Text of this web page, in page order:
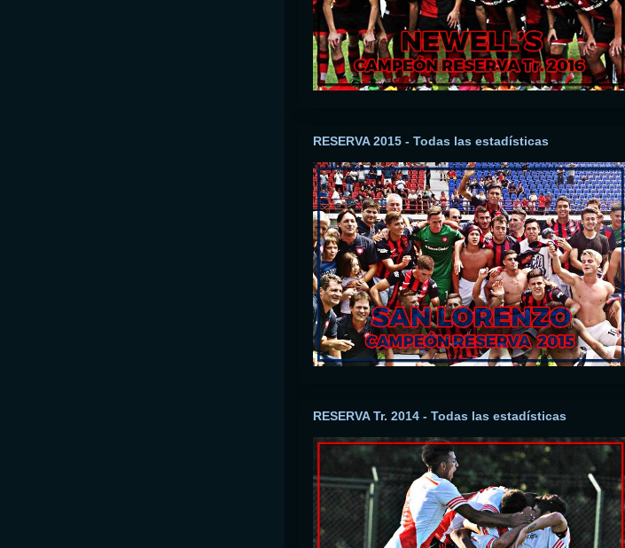
RESERVA 2015 - Todas las estadísticas
RESERVA Tr. 2014 - Todas las estadísticas